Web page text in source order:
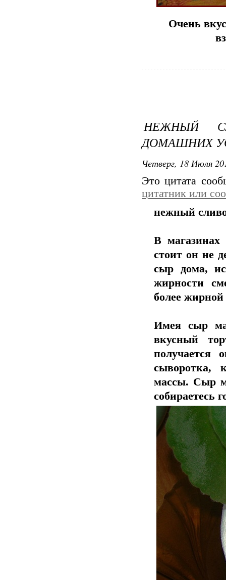
Очень
НЕЖНЫЙ
ДОМАШНИХ
Четверг, 18 Июля
Это цитата
цитатник или
нежный
В магазинах
стоит он не
сыр дома,
жирности
более
Имея сыр
вкусный
сыворотка,
массы. Сыр
собираетесь